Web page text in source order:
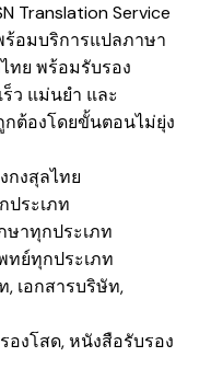
Translation Service
ร้อมบริการแปลภาษา
ทย พร้อมรับรอง
ว แม่นยำ และ
กต้องโดยขั้นตอนไม่ยุ่ง
กงสุลไทย
ประเภท
ษาทุกประเภท
ทย์ทุกประเภท
, เอกสารบริษัท,
องโสด, หนังสือรับรอง